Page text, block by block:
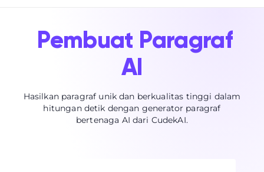
Pembuat Paragraf
AI
Hasilkan paragraf unik dan berkualitas tinggi dalam
hitungan detik dengan generator paragraf
bertenaga AI dari CudekAI.